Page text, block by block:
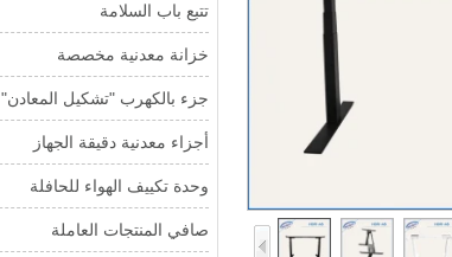
تتبع باب السلامة
خزانة معدنية مخصصة
جزء بالكهرب "تشكيل المعادن"
أجزاء معدنية دقيقة الجهاز
وحدة تكييف الهواء للحافلة
صافي المنتجات العاملة